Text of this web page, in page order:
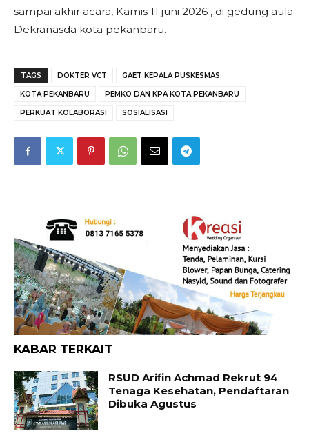
sampai akhir acara, Kamis 11 juni 2026 , di gedung aula
Dekranasda kota pekanbaru.
TAGS DOKTER VCT GAET KEPALA PUSKESMAS
KOTA PEKANBARU PEMKO DAN KPA KOTA PEKANBARU
PERKUAT KOLABORASI SOSIALISASI
KABAR TERKAIT
RSUD Arifin Achmad Rekrut 94
Tenaga Kesehatan, Pendaftaran
Dibuka Agustus